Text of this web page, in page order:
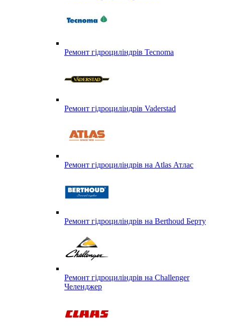
Ремонт гідроциліндрів Tecnoma
Ремонт гідроциліндрів Vaderstad
Ремонт гідроциліндрів на Atlas Атлас
Ремонт гідроциліндрів на Berthoud Берту
Ремонт гідроциліндрів на Challenger
Челенджер